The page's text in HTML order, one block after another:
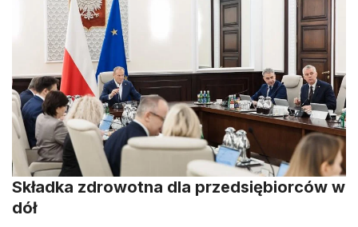
Składka zdrowotna dla przedsiębiorców w
dół